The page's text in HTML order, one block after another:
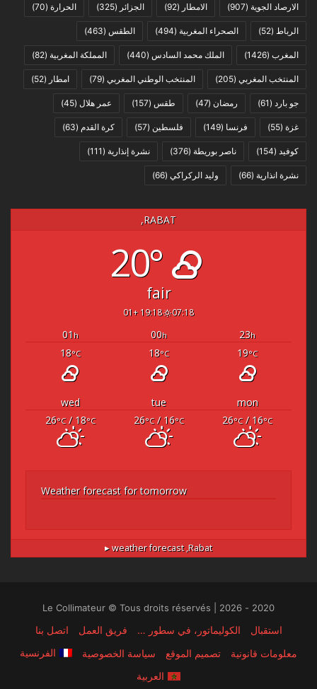
الارصاد الجوية (907) الامطار (92) الجزائر (325) الحرارة (70)
الرباط (52) الصحراء المغربية (494) الطقس (463)
المغرب (1426) الملك محمد السادس (440) المملكة المغربية (82)
المنتخب المغربي (205) المنتخب الوطني المغربي (79) امطار (52)
جو بارد (61) رمضان (47) طقس (157) عمر هلال (45)
غزة (55) فرنسا (149) فلسطين (57) كرة القدم (63)
كوفيد (154) ناصر بوريطة (376) نشرة إنذارية (111)
نشرة انذارية (66) وليد الركراكي (66)
RABAT,
20°
fair
07:18
19:18 +01
23h
00h
01 h
19°C
18°C
18°C
mon
tue
wed
26°C/ 16°C
26°C/ 16°C
26°C/ 18°C
Weather forecast for tomorrow
Rabat,
weather forecast ▸
2020 - 2026 | Le Collimateur © Tous droits réservés
استقبال الكوليماتور، في سطور … فريق العمل
اتصل بنا
معلومات قانونية
تصميم الموقع سياسة الخصوصية
الفرنسية
العربية